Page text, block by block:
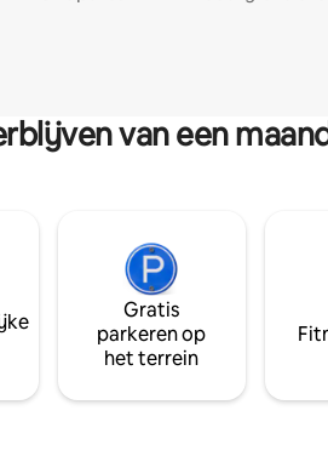
van een
Gratis
parkeren op
het terrein